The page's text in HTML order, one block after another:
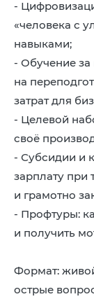
-
«человека с
навыками;
- Обучение за
на
затрат для
- Целевой
своё
- Субсидии и
зарплату при
и грамотно
- Профтуры:
и получить
Формат:
острые